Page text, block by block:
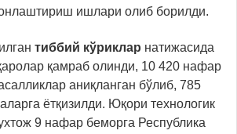
ишлари олиб борилди.
тиббий кўриклар натижасида
қамраб олинди, 10 420 нафар
аниқланган бўлиб, 785
ётқизилди. Юқори технологик
9 нафар беморга Республика